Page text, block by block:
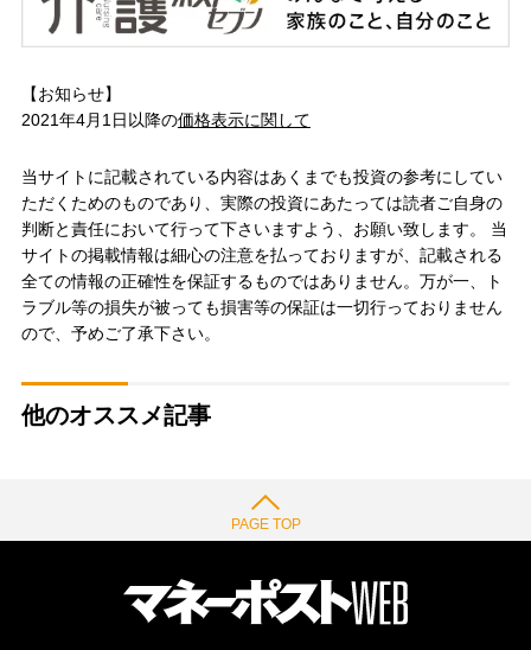
【お知らせ】
2021年4月1日以降の価格表示に関して
当サイトに記載されている内容はあくまでも投資の参考にしてい
ただくためのものであり、実際の投資にあたっては読者ご自身の
判断と責任において行って下さいますよう、お願い致します。 当
サイトの掲載情報は細心の注意を払っておりますが、記載される
全ての情報の正確性を保証するものではありません。万が一、ト
ラブル等の損失が被っても損害等の保証は一切行っておりません
ので、予めご了承下さい。
他のオススメ記事
PAGE TOP